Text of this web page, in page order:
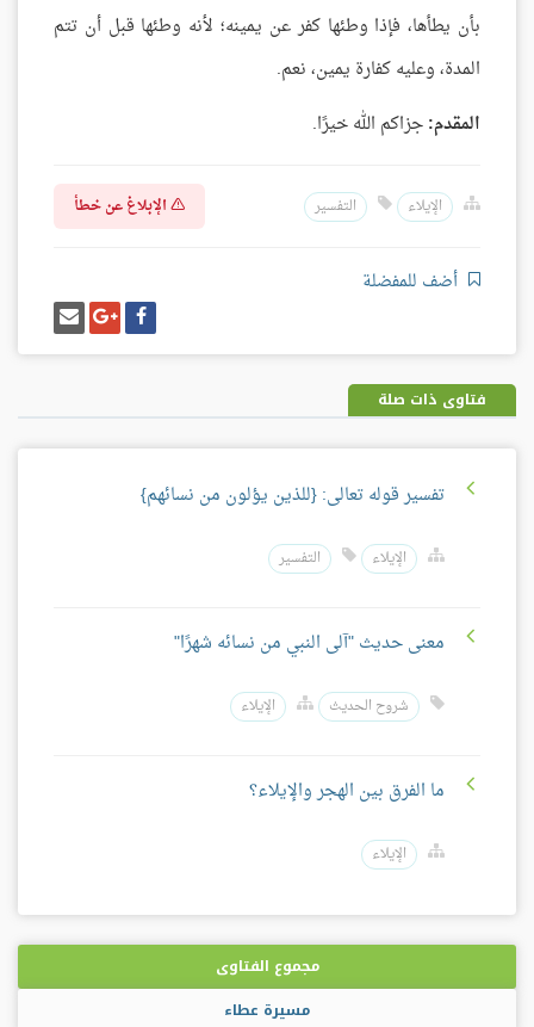
بأن يطأها، فإذا وطئها كفر عن يمينه؛ لأنه وطئها قبل أن تتم
المدة، وعليه كفارة يمين، نعم.
المقدم:جزاكم الله خيرًا.
الإيلاء التفسير الإبلاغ عن خطأ
أضف للمفضلة
شارك
على
فيسبوك
شارك
على
غوغل
بلس
إرسل
إيميل
فتاوى ذات صلة
تفسير قوله تعالى: {للذين يؤلون من نسائهم}
الإيلاء التفسير
معنى حديث "آلى النبي من نسائه شهرًا"
شروح الحديث الإيلاء
ما الفرق بين الهجر والإيلاء؟
الإيلاء
مجموع الفتاوى
مسيرة عطاء